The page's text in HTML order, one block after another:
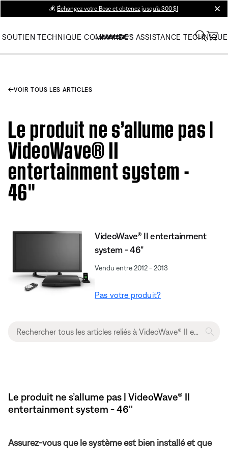
💰 Échangez votre Bose et obtenez jusqu’à 300 $!
SOUTIEN TECHNIQUE COMMANDES ASSISTANCE TECHNIQUE
VOIR TOUS LES ARTICLES
Le produit ne s’allume pas |
VideoWave® II
entertainment system -
46''
VideoWave® II entertainment
system - 46"
Vendu entre 2012 - 2013
Pas votre produit?
Le produit ne s’allume pas | VideoWave® II
entertainment system - 46''
Assurez-vous que le système est bien installé et que